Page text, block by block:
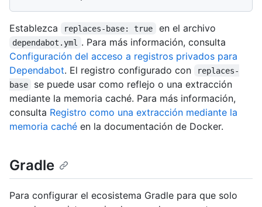
Establezca replaces-base: true en el archivo
dependabot.yml
. Para más información, consulta
Configuración del acceso a registros privados para
Dependabot. El registro configurado con
replaces-
base
se puede usar como reflejo o una extracción
mediante la memoria caché. Para más información,
consulta Registro como una extracción mediante la
memoria caché en la documentación de Docker.
Gradle
Para configurar el ecosistema Gradle para que solo